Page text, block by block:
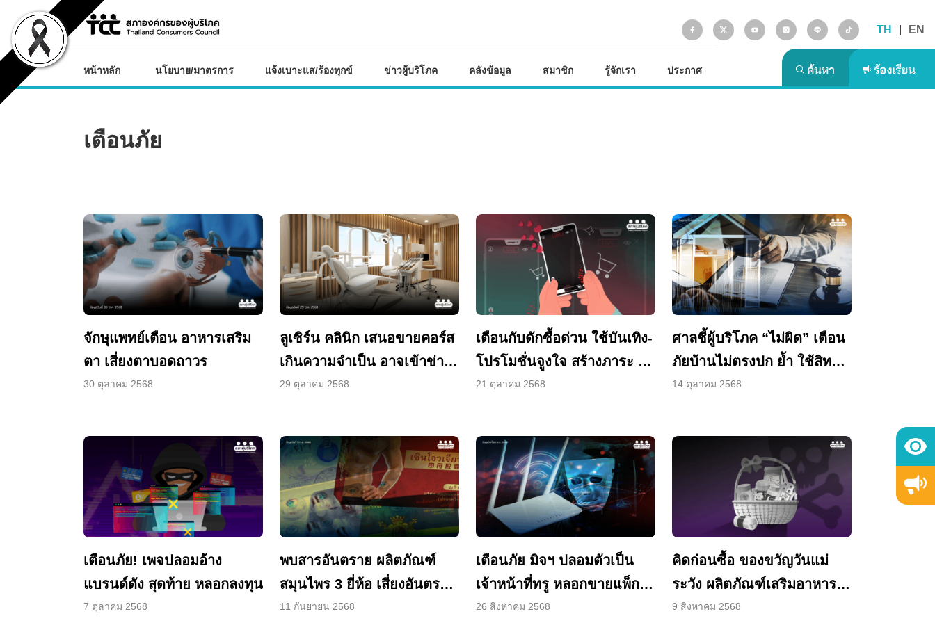
content
TH | EN
หน้าหลัก นโยบาย/มาตรการ แจ้งเบาะแส/ร้องทุกข์ ข่าวผู้บริโภค คลังข้อมูล สมาชิก รู้จักเรา ประกาศ
เตือนภัย
จักษุแพทย์เตือน อาหารเสริม
ตา เสี่ยงตาบอดถาวร
30 ตุลาคม 2568
ลูเซิร์น คลินิก เสนอขายคอร์ส
เกินความจำเป็น อาจเข้าข่าย
ฝ่าฝืนกฎหมาย
29 ตุลาคม 2568
เตือนกับดักซื้อด่วน ใช้บันเทิง-
โปรโมชั่นจูงใจ สร้างภาระ “ผู้
บริโภค”
21 ตุลาคม 2568
ศาลชี้ผู้บริโภค “ไม่ผิด” เตือน
ภัยบ้านไม่ตรงปก ย้ำ ใช้สิทธิ
โดยสุจริต
14 ตุลาคม 2568
เตือนภัย! เพจปลอมอ้าง
แบรนด์ดัง สุดท้าย หลอก
ลงทุน
7 ตุลาคม 2568
พบสารอันตราย ผลิตภัณฑ์
สมุนไพร 3 ยี่ห้อ เสี่ยง
อันตรายถึงชีวิต
11 กันยายน 2568
เตือนภัย มิจฯ ปลอมตัวเป็น
เจ้าหน้าที่ทรู หลอกขายแพ็ก
เกจถูกเกินจริง
26 สิงหาคม 2568
คิดก่อนซื้อ ของขวัญวันแม่
ระวัง ผลิตภัณฑ์เสริมอาหาร
โฆษณาเกินจริง
9 สิงหาคม 2568